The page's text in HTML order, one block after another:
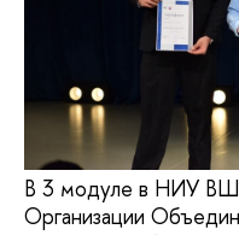
В 3 модуле в НИУ
Организации